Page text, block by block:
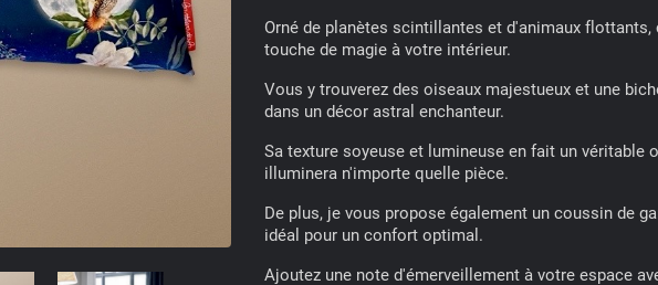
Orné de planètes scintillantes et d'animaux
touche de magie à votre intérieur.
Vous y trouverez des oiseaux majestueux et une
dans un décor astral enchanteur.
Sa texture soyeuse et lumineuse en fait un véritable
illuminera n'importe quelle pièce.
De plus, je vous propose également un coussin de
idéal pour un confort optimal.
Ajoutez une note d'émerveillement à votre espace